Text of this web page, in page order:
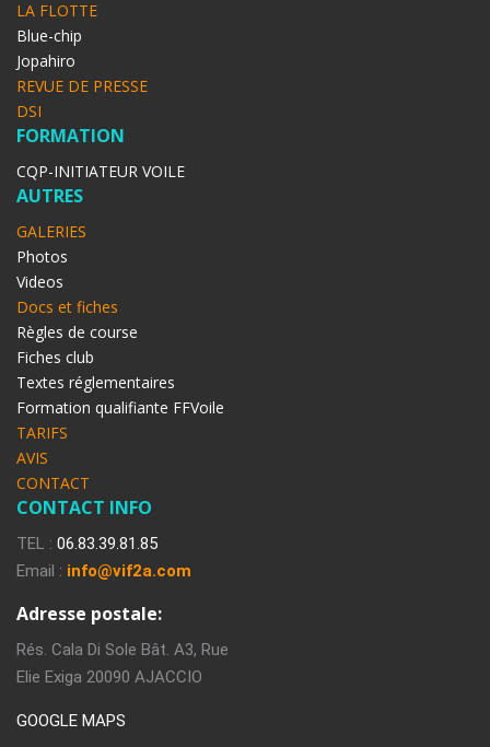
LA FLOTTE
Blue-chip
Jopahiro
REVUE DE PRESSE
DSI
FORMATION
CQP-INITIATEUR VOILE
AUTRES
GALERIES
Photos
Videos
Docs et fiches
Règles de course
Fiches club
Textes réglementaires
Formation qualifiante FFVoile
TARIFS
AVIS
CONTACT
CONTACT INFO
TEL : 06.83.39.81.85
Email : info@vif2a.com
Adresse postale:
Rés. Cala Di Sole Bât. A3, Rue
Elie Exiga 20090 AJACCIO
GOOGLE MAPS